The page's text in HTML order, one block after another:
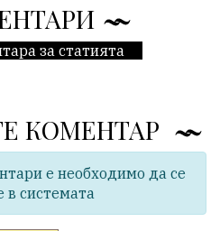
за статията
КОМЕНТАР
е необходимо да се
в системата